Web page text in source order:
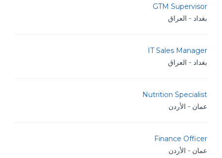
GTM Supervisor
بغداد - العراق
IT Sales Manager
بغداد - العراق
Nutrition Specialist
عمان - الأردن
Finance Officer
عمان - الأردن